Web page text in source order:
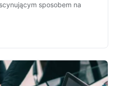
sposobem na